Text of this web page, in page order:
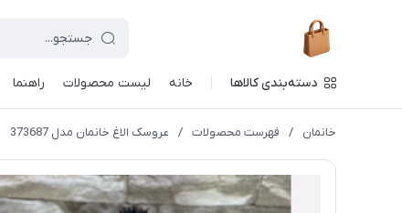
دسته‌بندی کالاها خانه لیست محصولات راهنما
خانمان / فهرست محصولات / عروسک الاغ خانمان مدل 373687